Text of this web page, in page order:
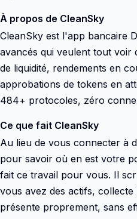
À propos de CleanSky
CleanSky est l'app bancaire
avancés qui veulent tout
de liquidité, rendements en
approbations de tokens en
484+ protocoles, zéro
Ce que fait CleanSky
Au lieu de vous connecter à
pour savoir où en est votre
fait ce travail pour vous. Il
vous avez des actifs,
présente proprement, sans